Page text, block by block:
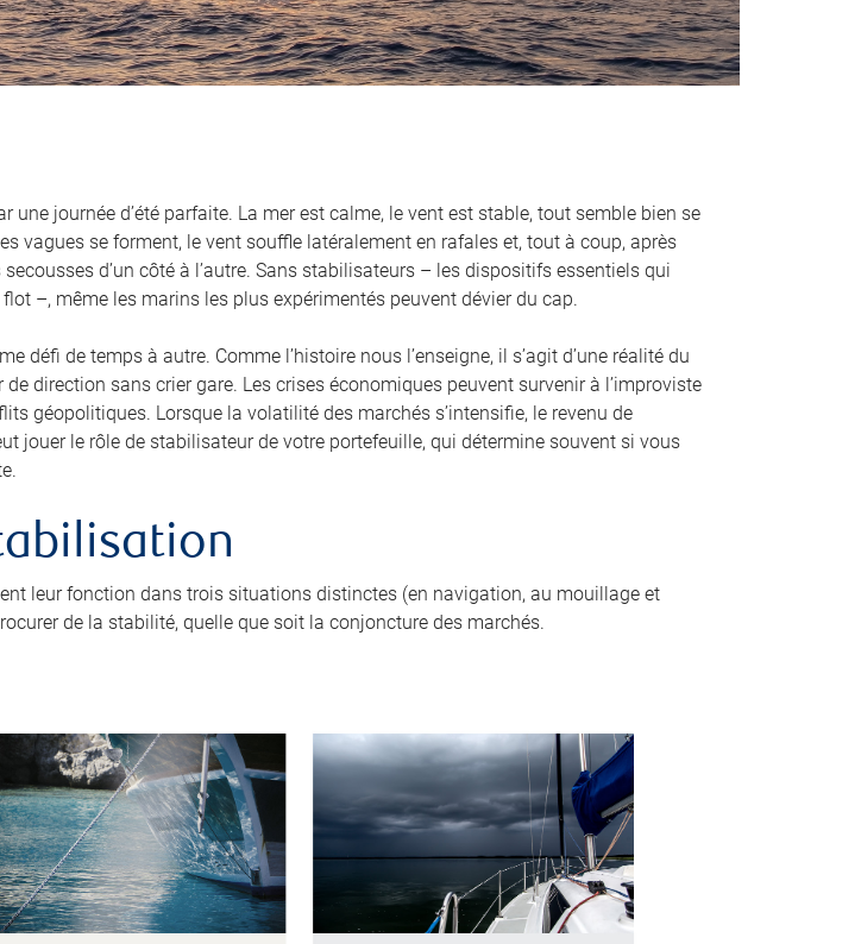
une journée d’été parfaite. La mer est calme, le vent est stable, tout semble bien se
vagues se forment, le vent souffle latéralement en rafales et, tout à coup, après
d’un côté à l’autre. Sans stabilisateurs – les dispositifs essentiels qui
–, même les marins les plus expérimentés peuvent dévier du cap.
défi de temps à autre. Comme l’histoire nous l’enseigne, il s’agit d’une réalité du
direction sans crier gare. Les crises économiques peuvent survenir à l’improviste
géopolitiques. Lorsque la volatilité des marchés s’intensifie, le revenu de
jouer le rôle de stabilisateur de votre portefeuille, qui détermine souvent si vous
leur fonction dans trois situations distinctes (en navigation, au mouillage et
de la stabilité, quelle que soit la conjoncture des marchés.